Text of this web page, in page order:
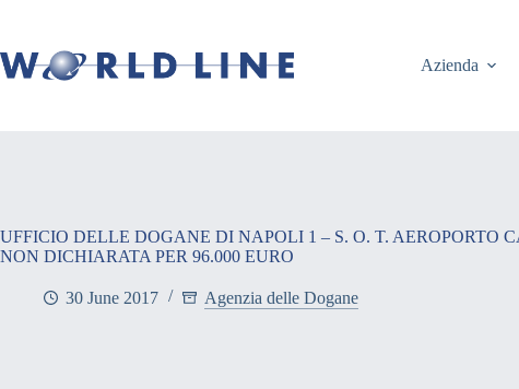
Azienda
UFFICIO DELLE DOGANE DI NAPOLI 1 – S. O. T. AEROPORTO
NON DICHIARATA PER 96.000 EURO
30 June 2017 Agenzia delle Dogane